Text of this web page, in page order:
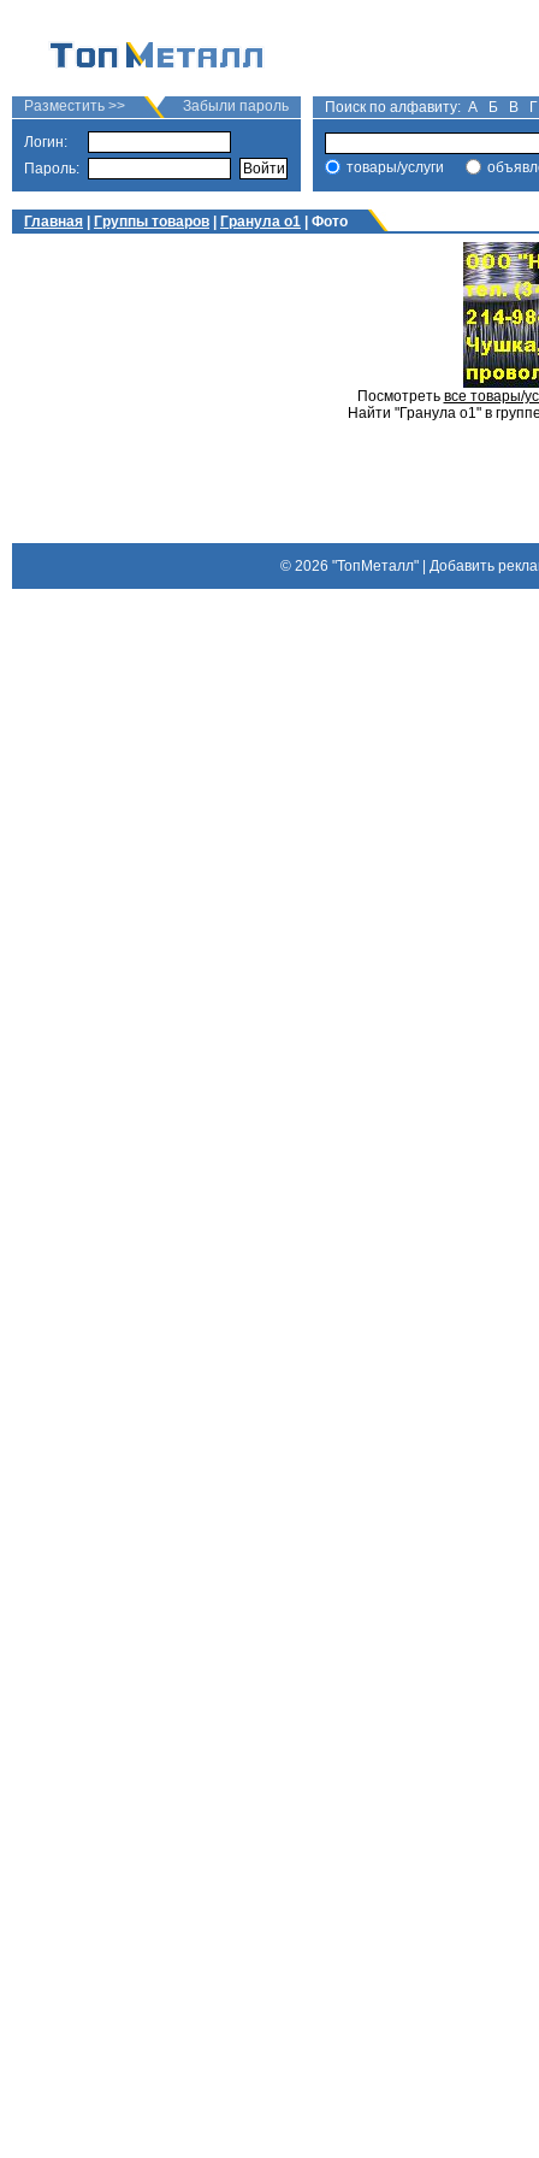
Разместить >> Забыли пароль
Логин:
Пароль:
Поиск по алфавиту: А Б В Г
товары/услуги
Главная Группы товаров Гранула о1 | Фото
Посмотреть все товары/
Найти "Гранула о1" в
© 2026 "ТопМеталл"| Добавить